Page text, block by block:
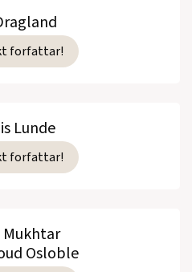
forfattar!
Lunde
forfattar!
Mukhtar
Osloble